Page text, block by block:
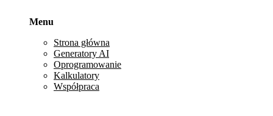
Menu
Strona główna
Generatory AI
Oprogramowanie
Kalkulatory
Współpraca